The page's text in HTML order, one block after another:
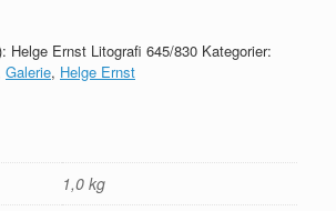
Helge Ernst Litografi 645/830 Kategorier:
Galerie, Helge Ernst
1,0 kg